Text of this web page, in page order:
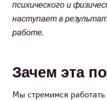
психического и
наступает в
работе.
Зачем эта
Мы стремимся